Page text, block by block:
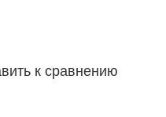
к сравнению